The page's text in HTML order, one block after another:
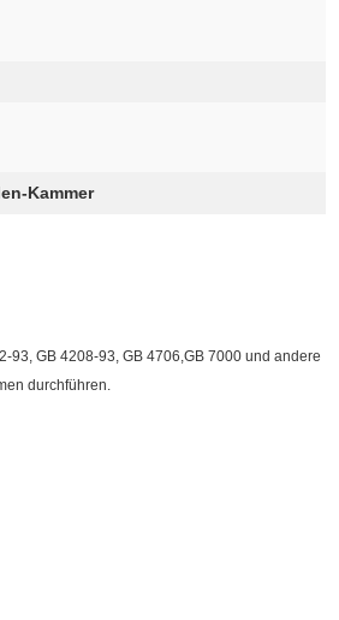
Kammer
93, GB 4208-93, GB 4706,GB 7000 und andere
durchführen.